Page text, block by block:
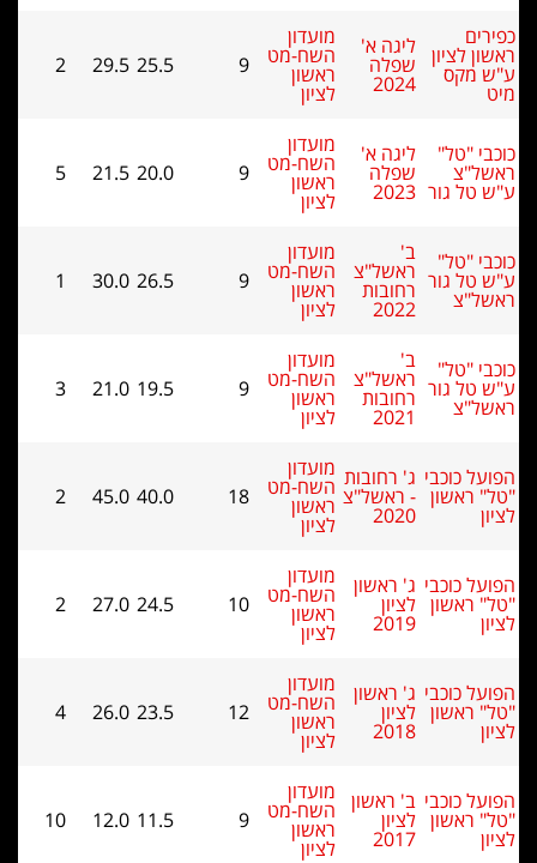
לציון
מקס
ליגה א'
שפלה
2024
מועדון
השח-מט
ראשון
לציון
9
29.5
2
"טל"
גור
ליגה א'
שפלה
2023
מועדון
השח-מט
ראשון
לציון
9
21.5
5
"טל"
גור
ב'
ראשל"צ
רחובות
2022
השח-מט
ראשון
לציון
9
30.0
1
"טל"
גור
ב'
ראשל"צ
רחובות
2021
השח-מט
ראשון
לציון
9
21.0
3
כוכבי
ראשון
ג' רחובות
- ראשל"צ
2020
מועדון
השח-מט
ראשון
לציון
18
45.0
2
כוכבי
ראשון
ג' ראשון
לציון
2019
מועדון
השח-מט
ראשון
לציון
10
27.0
2
כוכבי
ראשון
ג' ראשון
לציון
2018
מועדון
השח-מט
ראשון
לציון
12
26.0
4
כוכבי
ראשון
ב' ראשון
לציון
2017
מועדון
השח-מט
ראשון
לציון
9
12.0
10